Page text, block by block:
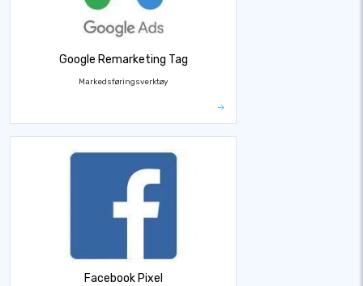
Google Remarketing Tag
Markedsføringsverktøy
Facebook Pixel